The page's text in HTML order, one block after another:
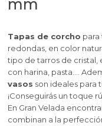
mm
Tapas de corcho para
redondas, en color
tipo de tarros de cristal,
con harina, pasta….
vasos son ideales para
¡Conseguirás un toque
En Gran Velada
combinan a la